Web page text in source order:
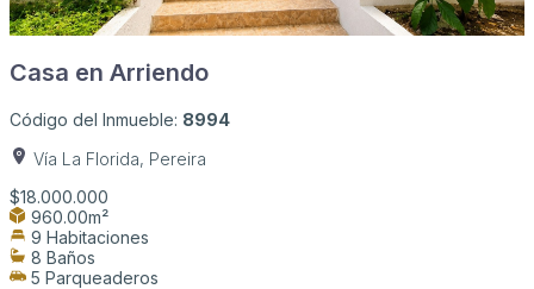
Casa en Arriendo
Código del Inmueble: 8994
Vía La Florida, Pereira
$18.000.000
960.00m²
9 Habitaciones
8 Baños
5 Parqueaderos